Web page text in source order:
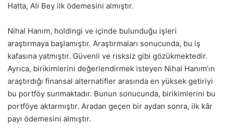
Hatta, Ali Bey ilk ödemesini almıştır.
Nihal Hanım, holdingi ve içinde bulunduğu işleri
araştırmaya başlamıştır. Araştırmaları sonucunda, bu iş
kafasına yatmıştır. Güvenli ve risksiz gibi gözükmektedir.
Ayrıca, birikimlerini değerlendirmek isteyen Nihal Hanım’ın
araştırdığı finansal alternatifler arasında en yüksek getiriyi
bu portföy sunmaktadır. Bunun sonucunda, birikimlerini bu
portföye aktarmıştır. Aradan geçen bir aydan sonra, ilk kâr
payı ödemesini almıştır.